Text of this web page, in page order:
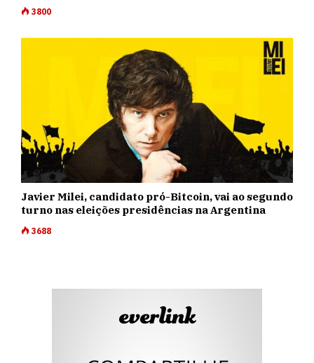
3800
Javier Milei, candidato pró-Bitcoin, vai ao segundo
turno nas eleições presidências na Argentina
3688